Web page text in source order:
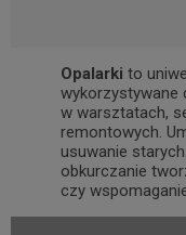
Opalarki to
wykorzystywane
w warsztatach,
remontowych.
usuwanie
obkurczanie
czy
powietrza